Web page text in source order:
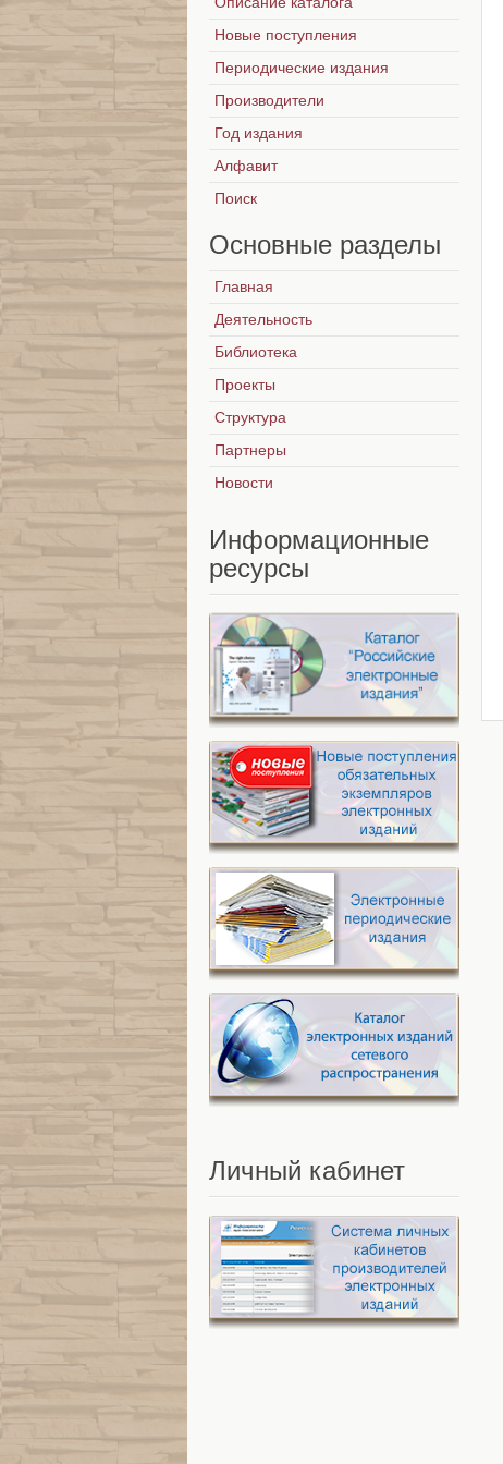
Новые поступления
Периодические издания
Производители
Год издания
Алфавит
Поиск
Основные разделы
Главная
Деятельность
Библиотека
Проекты
Структура
Партнеры
Новости
Информационные
ресурсы
Личный кабинет